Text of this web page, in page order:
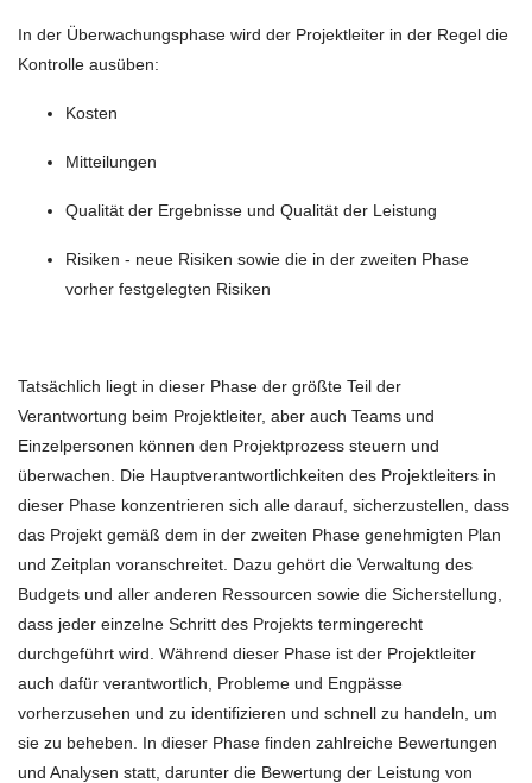
In der Überwachungsphase wird der Projektleiter in der Regel die
Kontrolle ausüben:
Kosten
Mitteilungen
Qualität der Ergebnisse und Qualität der Leistung
Risiken - neue Risiken sowie die in der zweiten Phase
vorher festgelegten Risiken
Tatsächlich liegt in dieser Phase der größte Teil der
Verantwortung beim Projektleiter, aber auch Teams und
Einzelpersonen können den Projektprozess steuern und
überwachen. Die Hauptverantwortlichkeiten des Projektleiters in
dieser Phase konzentrieren sich alle darauf, sicherzustellen, dass
das Projekt gemäß dem in der zweiten Phase genehmigten Plan
und Zeitplan voranschreitet. Dazu gehört die Verwaltung des
Budgets und aller anderen Ressourcen sowie die Sicherstellung,
dass jeder einzelne Schritt des Projekts termingerecht
durchgeführt wird. Während dieser Phase ist der Projektleiter
auch dafür verantwortlich, Probleme und Engpässe
vorherzusehen und zu identifizieren und schnell zu handeln, um
sie zu beheben. In dieser Phase finden zahlreiche Bewertungen
und Analysen statt, darunter die Bewertung der Leistung von